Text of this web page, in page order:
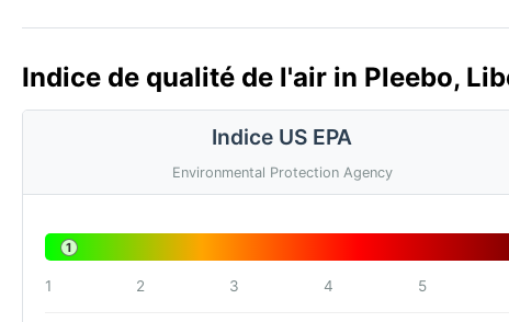
Indice de qualité de l'air in Pleebo,
Indice US EPA
Environmental Protection Agency
1
1 2 3 4 5